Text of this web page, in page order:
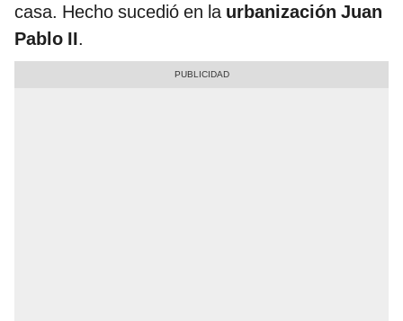
casa. Hecho sucedió en la urbanización Juan
Pablo II.